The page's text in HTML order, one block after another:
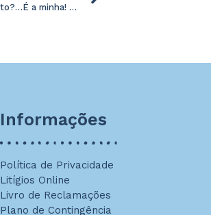
A Melhor Turma do Agrupamento?…É a minha! 2017-2018 – Classificação 2º Período
Informações
Política de Privacidade
Litígios Online
Livro de Reclamações
Plano de Contingência